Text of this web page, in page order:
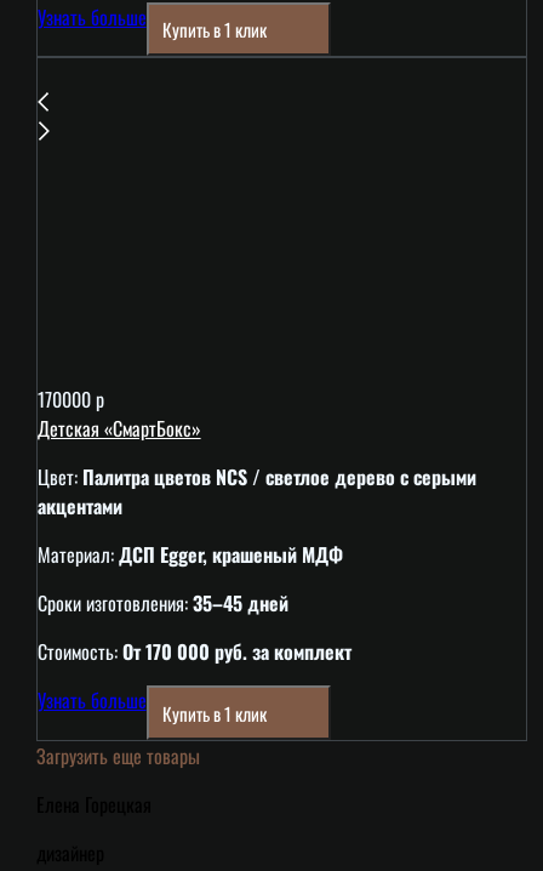
Узнать больше
Купить в 1 клик
170000 р
Детская «СмартБокс»
Цвет: Палитра цветов NCS / светлое дерево с серыми
акцентами
Материал:ДСП Egger, крашеный МДФ
Сроки изготовления:35–45 дней
Стоимость:От 170 000 руб. за комплект
Узнать больше
Купить в 1 клик
Загрузить еще товары